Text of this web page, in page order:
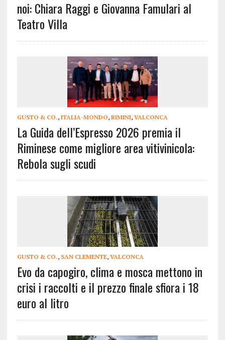
noi: Chiara Raggi e Giovanna Famulari al
Teatro Villa
GUSTO & CO., ITALIA-MONDO, RIMINI, VALCONCA
La Guida dell’Espresso 2026 premia il
Riminese come migliore area vitivinicola:
Rebola sugli scudi
GUSTO & CO., SAN CLEMENTE, VALCONCA
Evo da capogiro, clima e mosca mettono in
crisi i raccolti e il prezzo finale sfiora i 18
euro al litro